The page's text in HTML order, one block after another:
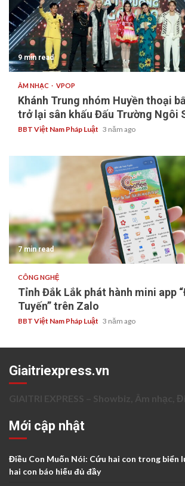
9 min read
ÂM NHẠC VPOP
Khánh Trung nhóm Huyền thoại
trở lại sân khấu Đấu Trường Ngôi
BBT Việt Nam Pháp Luật 3 năm ago
7 min read
CÔNG NGHỆ
Tỉnh Đắk Lắk phát hành mini app
Tuyến” trên Zalo
BBT Việt Nam Pháp Luật 3 năm ago
Giaitriexpress.vn
GIAITRI EXPRESS – Showbiz, Âm nhạc,
Mới cập nhật
Điều Con Muốn Nói: Cứu hai con trong biển
hai con báo hiếu đủ đầy